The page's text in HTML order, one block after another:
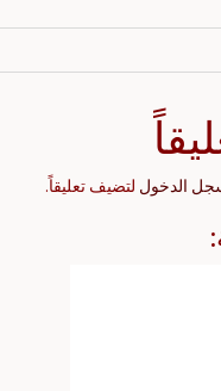
الدخول لتضيف تعليقاً.